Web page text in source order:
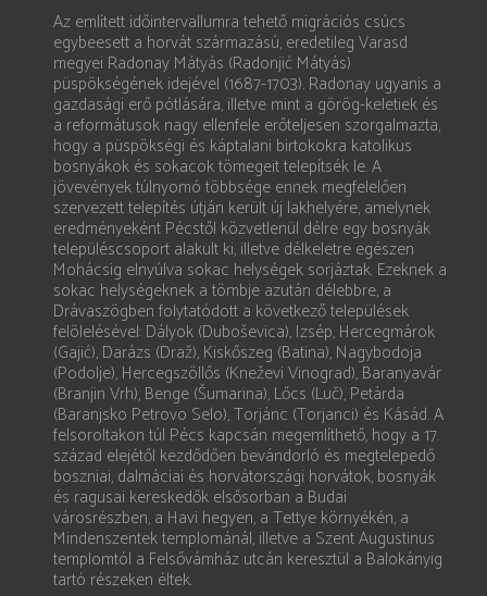
Az említett időintervallumra tehető migrációs csúcs
egybeesett a horvát származású, eredetileg Varasd
megyei Radonay Mátyás (Radonjić Mátyás)
püspökségének idejével (1687-1703). Radonay ugyanis a
gazdasági erő pótlására, illetve mint a görög-keletiek és
a reformátusok nagy ellenfele erőteljesen szorgalmazta,
hogy a püspökségi és káptalani birtokokra katolikus
bosnyákok és sokacok tömegeit telepítsék le. A
jövevények túlnyomó többsége ennek megfelelően
szervezett telepítés útján került új lakhelyére, amelynek
eredményeként Pécstől közvetlenül délre egy bosnyák
településcsoport alakult ki, illetve délkeletre egészen
Mohácsig elnyúlva sokac helységek sorjáztak. Ezeknek a
sokac helységeknek a tömbje azután délebbre, a
Drávaszögben folytatódott a következő települések
felölelésével: Dályok (Duboševica), Izsép, Hercegmárok
(Gajić), Darázs (Draž), Kiskőszeg (Batina), Nagybodoja
(Podolje), Hercegszöllős (Kneževi Vinograd), Baranyavár
(Branjin Vrh), Benge (Šumarina), Lőcs (Luč), Petárda
(Baranjsko Petrovo Selo), Torjánc (Torjanci) és Kásád. A
felsoroltakon túl Pécs kapcsán megemlíthető, hogy a 17.
század elejétől kezdődően bevándorló és megtelepedő
boszniai, dalmáciai és horvátországi horvátok, bosnyák
és ragusai kereskedők elsősorban a Budai
városrészben, a Havi hegyen, a Tettye környékén, a
Mindenszentek templománál, illetve a Szent Augustinus
templomtól a Felsővámház utcán keresztül a Balokányig
tartó részeken éltek.